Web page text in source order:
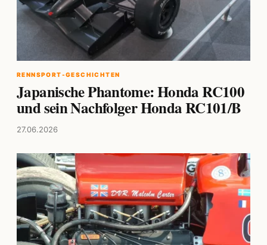
RENNSPORT-GESCHICHTEN
Japanische Phantome: Honda RC100
und sein Nachfolger Honda RC101/B
27.06.2026